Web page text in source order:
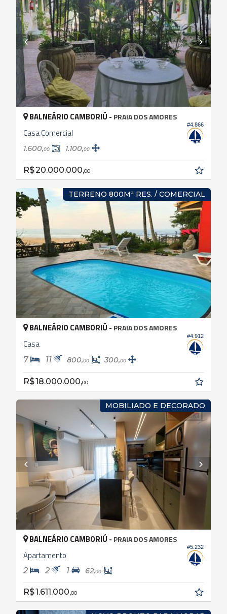
#4.866
BALNEÁRIO CAMBORIÚ - PRAIA DOS AMORES
Casa Comercial
1.600,00 1.100,00
R$ 20.000.000,00
TERRENO 800M² RES. / COMERCIAL
#4.912
BALNEÁRIO CAMBORIÚ - PRAIA DOS AMORES
Casa
7 11 800,00 300,00
R$ 18.000.000,00
MOBILIADO E DECORADO
#5.232
BALNEÁRIO CAMBORIÚ - PRAIA DOS AMORES
Apartamento
2 2 1 62,00
R$ 1.611.000,00